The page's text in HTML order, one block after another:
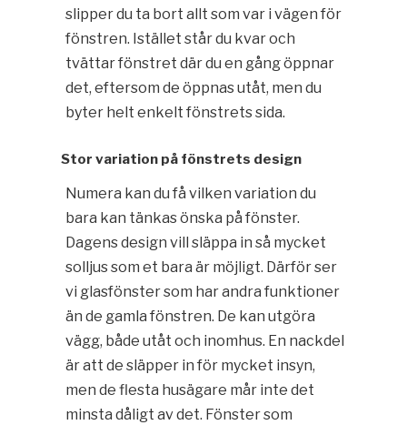
slipper du ta bort allt som var i vägen för
fönstren. Istället står du kvar och
tvättar fönstret där du en gång öppnar
det, eftersom de öppnas utåt, men du
byter helt enkelt fönstrets sida.
Stor variation på fönstrets design
Numera kan du få vilken variation du
bara kan tänkas önska på fönster.
Dagens design vill släppa in så mycket
solljus som et bara är möjligt. Därför ser
vi glasfönster som har andra funktioner
än de gamla fönstren. De kan utgöra
vägg, både utåt och inomhus. En nackdel
är att de släpper in för mycket insyn,
men de flesta husägare mår inte det
minsta dåligt av det. Fönster som